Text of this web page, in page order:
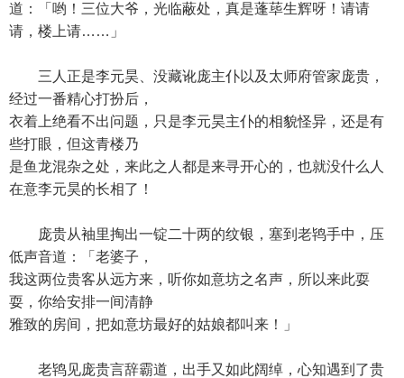
道：「哟！三位大爷，光临蔽处，真是蓬荜生辉呀！请请
请，楼上请……」
三人正是李元昊、没藏讹庞主仆以及太师府管家庞贵，
经过一番精心打扮后，
衣着上绝看不出问题，只是李元昊主仆的相貌怪异，还是有
些打眼，但这青楼乃
是鱼龙混杂之处，来此之人都是来寻开心的，也就没什么人
在意李元昊的长相了！
庞贵从袖里掏出一锭二十两的纹银，塞到老鸨手中，压
低声音道：「老婆子，
我这两位贵客从远方来，听你如意坊之名声，所以来此耍
耍，你给安排一间清静
雅致的房间，把如意坊最好的姑娘都叫来！」
老鸨见庞贵言辞霸道，出手又如此阔绰，心知遇到了贵